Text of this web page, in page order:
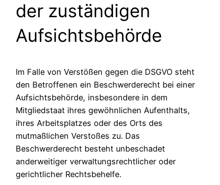
der zuständigen
Aufsichts­behörde
Im Falle von Verstößen gegen die DSGVO steht
den Betroffenen ein Beschwerderecht bei einer
Aufsichtsbehörde, insbesondere in dem
Mitgliedstaat ihres gewöhnlichen Aufenthalts,
ihres Arbeitsplatzes oder des Orts des
mutmaßlichen Verstoßes zu. Das
Beschwerderecht besteht unbeschadet
anderweitiger verwaltungsrechtlicher oder
gerichtlicher Rechtsbehelfe.